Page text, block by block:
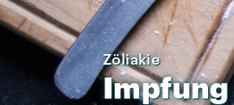
Zöliakie
Impfung